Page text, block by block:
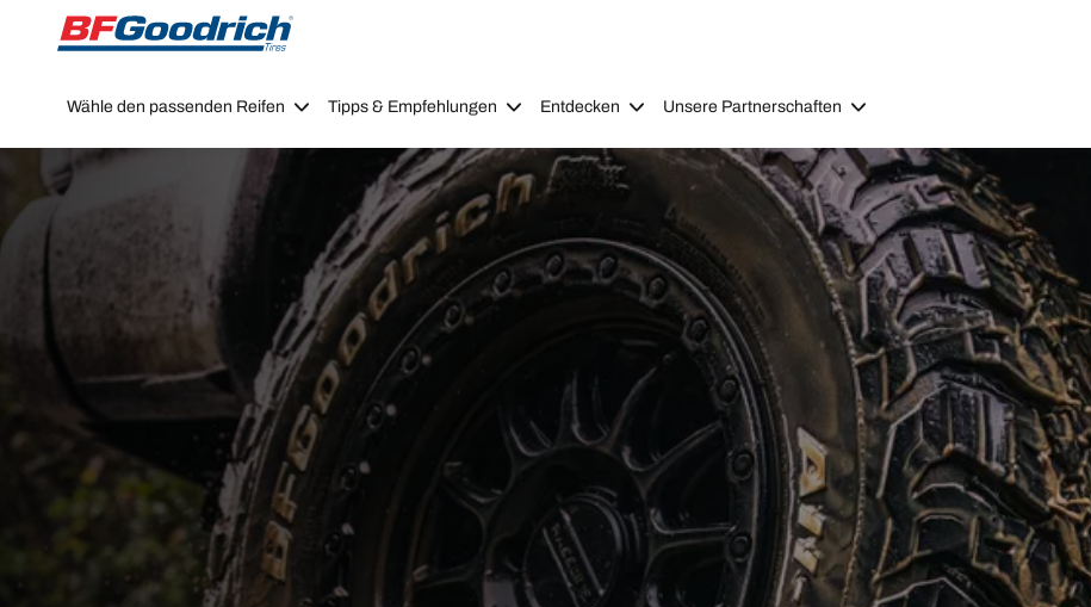
Go to page content
Go to page navigation
Wähle den passenden Reifen Tipps & Empfehlungen Entdecken Unsere Partnerschaften